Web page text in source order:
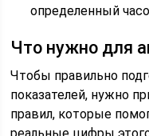
определенный
Что нужно для
Чтобы правильно
показателей, нужно
правил, которые